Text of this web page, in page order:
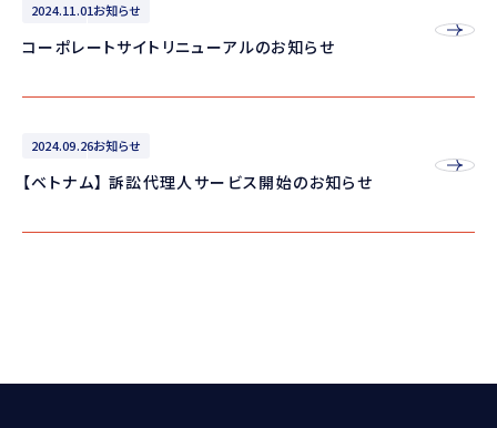
2024.11.01お知らせ
コーポレートサイトリニューアルのお知らせ
2024.09.26お知らせ
【ベトナム】 訴訟代理人サービス開始のお知らせ